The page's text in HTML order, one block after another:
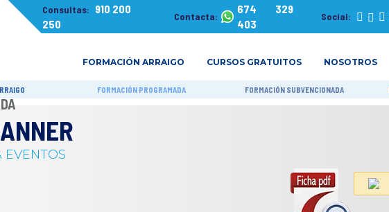
Consultas: 910 200
250
Contacta:
674 329
403
Social:
FORMACIÓN ARRAIGO CURSOS GRATUITOS NOSOTROS
FORMACIÓN PROGRAMADA FORMACIÓN SUBVENCIONADA
EVENTOS